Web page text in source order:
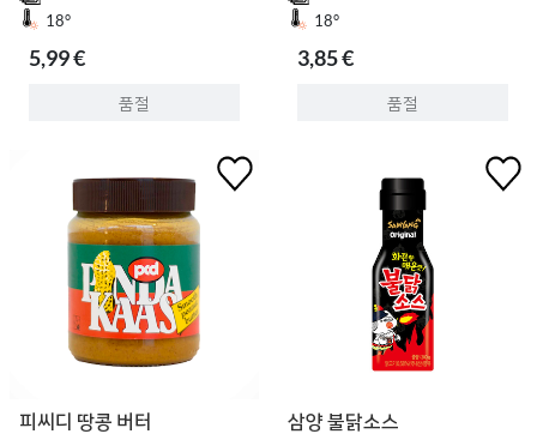
18°
5,99 €
품절
18°
3,85 €
품절
피씨디 땅콩 버터 삼양 불닭소스